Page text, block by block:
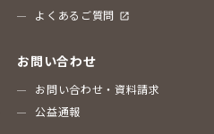
よくあるご質問
お問い合わせ
お問い合わせ・資料請求
公益通報